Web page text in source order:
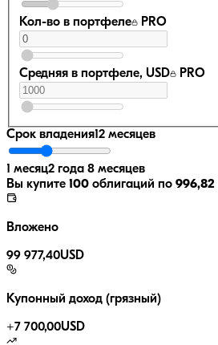
Кол-во в портфеле PRO
Средняя в портфеле, USD PRO
Срок владения12 месяцев
1 месяц2 года 8 месяцев
Вы купите 100 облигаций по 996,82
Вложено
99 977,40USD
Купонный доход (грязный)
+7 700,00USD